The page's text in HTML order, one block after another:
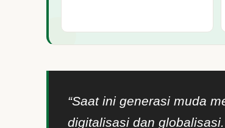
“Saat ini generasi muda
digitalisasi dan